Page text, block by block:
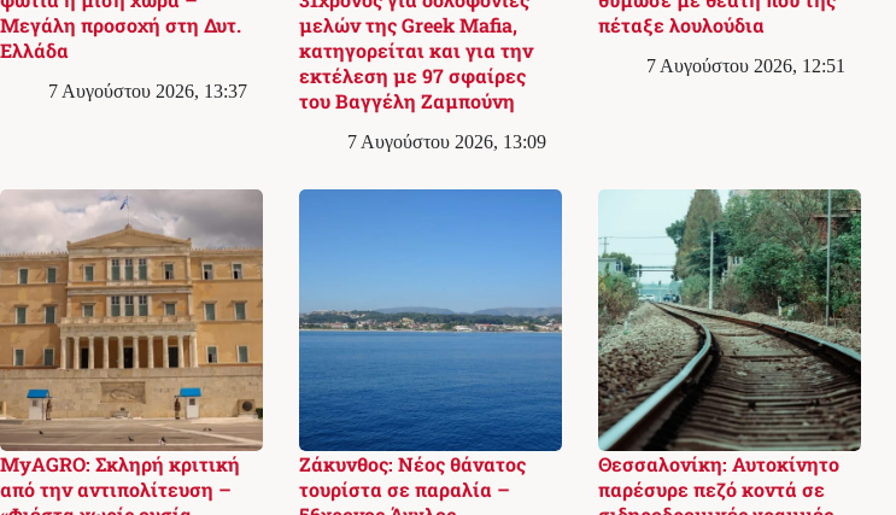
Μεγάλη προσοχή στη Δυτ.
Ελλάδα
7 Αυγούστου 2026, 13:37
μελών της Greek Mafia,
κατηγορείται και για την
εκτέλεση με 97 σφαίρες
του Βαγγέλη Ζαμπούνη
7 Αυγούστου 2026, 13:09
πέταξε λουλούδια
7 Αυγούστου 2026, 12:51
MyAGRO: Σκληρή κριτική
από την αντιπολίτευση –
Ζάκυνθος: Νέος θάνατος
τουρίστα σε παραλία –
Θεσσαλονίκη: Αυτοκίνητο
παρέσυρε πεζό κοντά σε